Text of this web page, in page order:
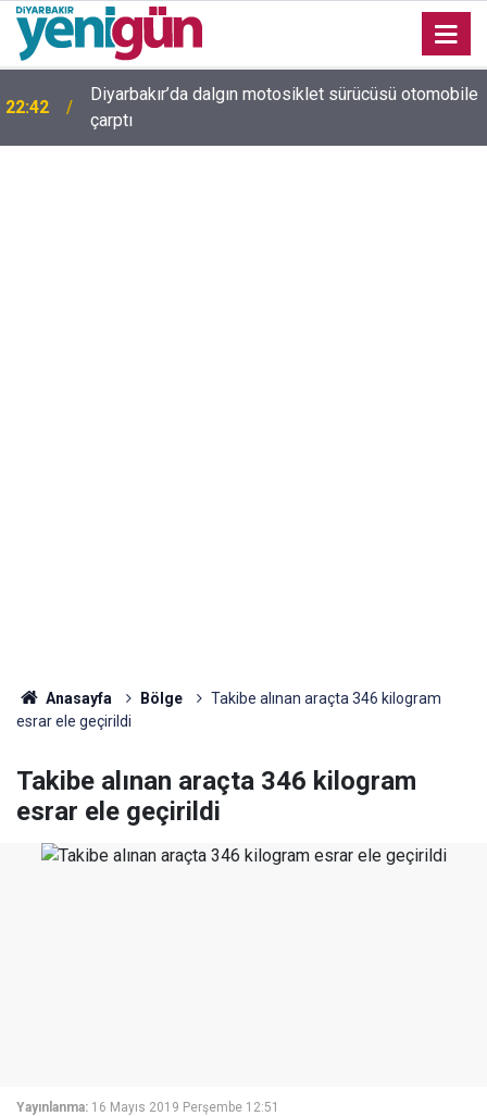
Diyarbakır’da dalgın motosiklet sürücüsü otomobile
çarptı
22:37
Diyarbakır trafiğinde şaşırtan görüntü: Dönüp dönüp
baktılar
Anasayfa Bölge
Takibe alınan araçta 346 kilogram
esrar ele geçirildi
Takibe alınan araçta 346 kilogram
esrar ele geçirildi
Yayınlanma: 16 Mayıs 2019 Perşembe 12:51